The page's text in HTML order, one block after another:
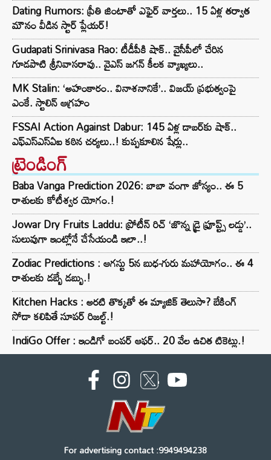
Dating Rumors: ప్రీతి జింటాతో ఎఫైర్ వార్తలు.. 15 ఏళ్ల తర్వాత
మౌనం వీడిన స్టార్ ప్లేయర్!
Gudapati Srinivasa Rao: టీడీపీకి షాక్‌.. వైసీపీలో చేరిన
గూడపాటి శ్రీనివాసరావు.. వైఎస్‌ జగన్‌ కీలక వ్యాఖ్యలు..
MK Stalin: ‘అహంకారం.. వినాశనానికే’.. విజయ్ ప్రభుత్వంపై
ఎంకే. స్టాలిన్ ఆగ్రహం
FSSAI Action Against Dabur: 145 ఏళ్ల డాబర్‌కు షాక్..
ఎఫ్‌ఎస్‌ఎస్‌ఏఐ కఠిన చర్యలు..! కుప్పకూలిన షేర్లు..
ట్రెండింగ్‌
Baba Vanga Prediction 2026: బాబా వంగా జోస్యం.. ఈ 5
రాశులకు కోటీశ్వర యోగం.!
Jowar Dry Fruits Laddu: ప్రోటీన్ రిచ్ ‘జొన్న డ్రై ఫ్రూప్ట్స్ లడ్డు’..
సులువుగా ఇంట్లోనే చేసేయండి ఇలా..!
Zodiac Predictions : ఆగస్టు 5న బుధ-గురు మహాయోగం.. ఈ 4
రాశులకు డబ్బే డబ్బు.!
Kitchen Hacks : అరటి తొక్కతో ఈ మ్యాజిక్ తెలుసా? బేకింగ్
సోడా కలిపితే సూపర్ రిజల్ట్.!
IndiGo Offer : ఇండిగో బంపర్ ఆఫర్.. 20 వేల ఉచిత టికెట్లు.!
For advertising contact :9949494238